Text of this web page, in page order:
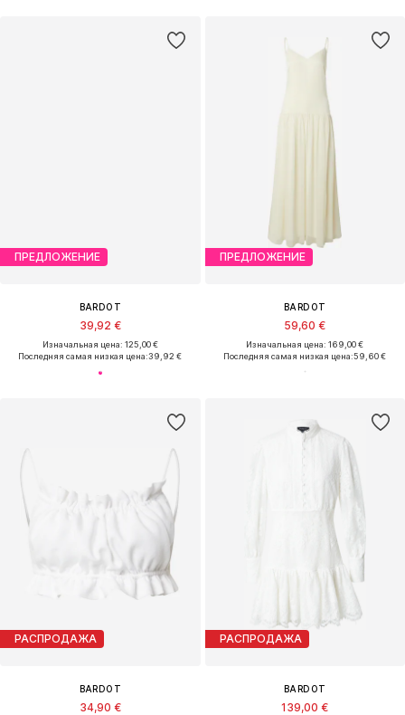
ПРЕДЛОЖЕНИЕ
BARDOT
39,92 €
Изначальная цена: 125,00 €
Последняя самая низкая цена:39,92 €
ПРЕДЛОЖЕНИЕ
BARDOT
59,60 €
Изначальная цена: 169,00 €
Последняя самая низкая цена:59,60 €
РАСПРОДАЖА
BARDOT
34,90 €
РАСПРОДАЖА
BARDOT
139,00 €